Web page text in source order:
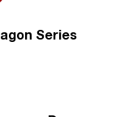
Series